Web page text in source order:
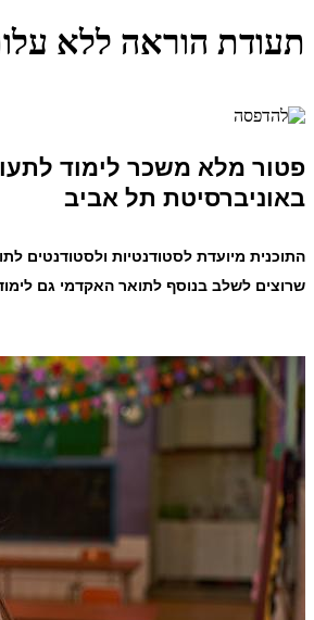
תעודת הוראה ללא
פטור מלא משכר לימוד
באוניברסיטת תל אביב
התוכנית מיועדת לסטודנטיות ולסטודנטים
שרוצים לשלב בנוסף לתואר האקדמי גם